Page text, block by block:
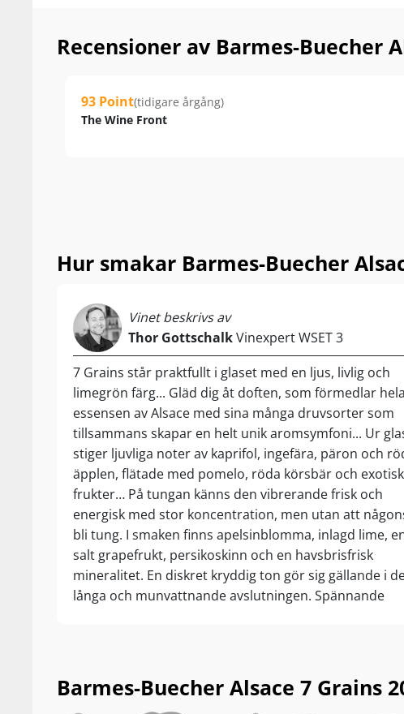
Recensioner av Barmes-Buecher
93 Point(tidigare årgång)
The Wine Front
Hur smakar Barmes-Buecher
Vinet beskrivs av
Thor GottschalkVinexpert WSET 3
7 Grains står praktfullt i glaset med en ljus, livlig och
limegrön färg... Gläd dig åt doften, som förmedlar hela
essensen av Alsace med sina många druvsorter som
tillsammans skapar en helt unik aromsymfoni... Ur
stiger ljuvliga noter av kaprifol, ingefära, päron och
äpplen, flätade med pomelo, röda körsbär och
frukter… På tungan känns den vibrerande frisk och
energisk med stor koncentration, men utan att
bli tung. I smaken finns apelsinblomma, inlagd lime,
salt grapefrukt, persikoskinn och en havsbrisfrisk
mineralitet. En diskret kryddig ton gör sig gällande i
långa och munvattnande avslutningen. Spännande
Barmes-Buecher Alsace 7 Grains